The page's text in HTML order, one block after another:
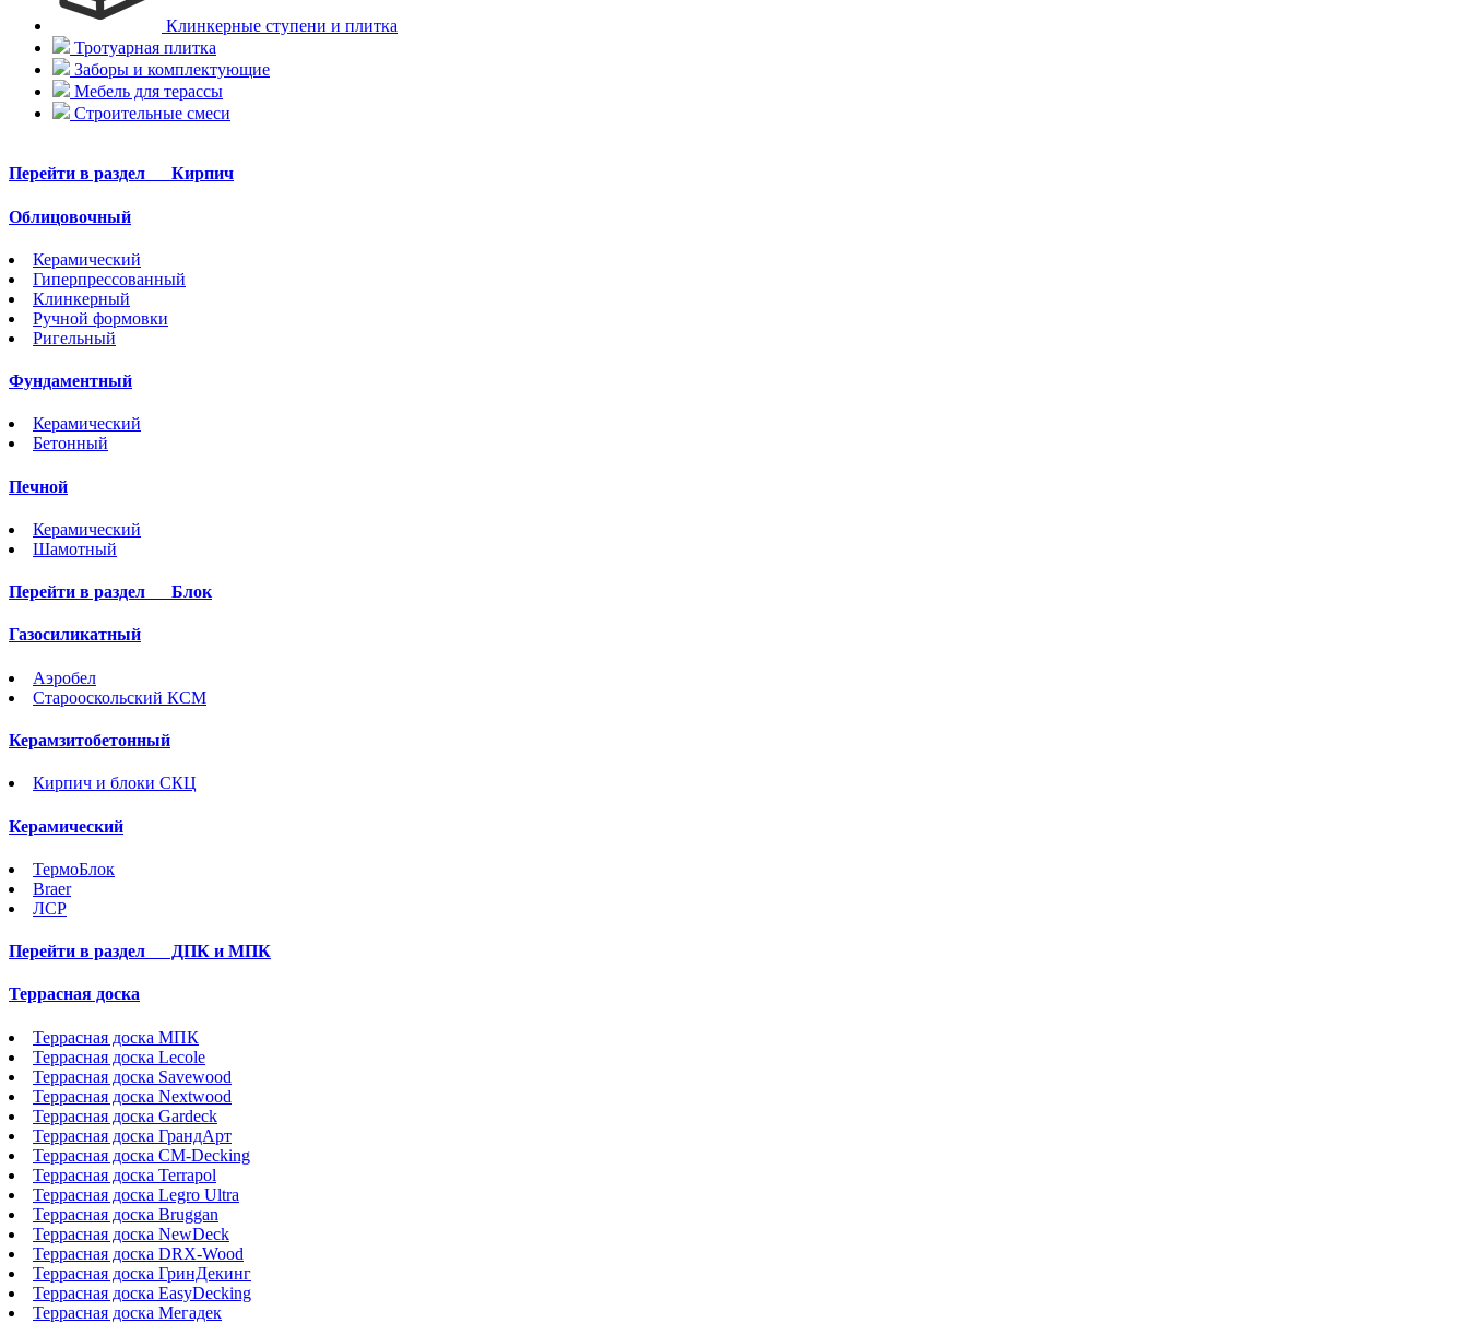
Клинкерные ступени и плитка
Тротуарная плитка
Заборы и комплектующие
Мебель для терассы
Строительные смеси
Перейти в раздел Кирпич
Облицовочный
Керамический
Гиперпрессованный
Клинкерный
Ручной формовки
Ригельный
Фундаментный
Керамический
Бетонный
Печной
Керамический
Шамотный
Перейти в раздел Блок
Газосиликатный
Аэробел
Старооскольский КСМ
Керамзитобетонный
Кирпич и блоки СКЦ
Керамический
ТермоБлок
Braer
ЛСР
Перейти в раздел ДПК и МПК
Террасная доска
Террасная доска МПК
Террасная доска Lecole
Террасная доска Savewood
Террасная доска Nextwood
Террасная доска Gardeck
Террасная доска ГрандАрт
Террасная доска CM-Decking
Террасная доска Terrapol
Террасная доска Legro Ultra
Террасная доска Bruggan
Террасная доска NewDeck
Террасная доска DRX-Wood
Террасная доска ГринДекинг
Террасная доска EasyDecking
Террасная доска Мегадек